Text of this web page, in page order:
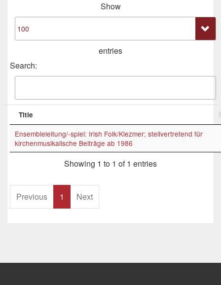
Show
entries
Search:
Title
Ensembleleitung/-spiel: Irish Folk/Klezmer; stellvertretend für
kirchenmusikalische Beiträge ab 1986
Showing 1 to 1 of 1 entries
Previous 1 Next